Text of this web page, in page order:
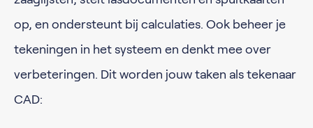
op, en ondersteunt bij calculaties. Ook beheer je
tekeningen in het systeem en denkt mee over
verbeteringen. Dit worden jouw taken als tekenaar
CAD: